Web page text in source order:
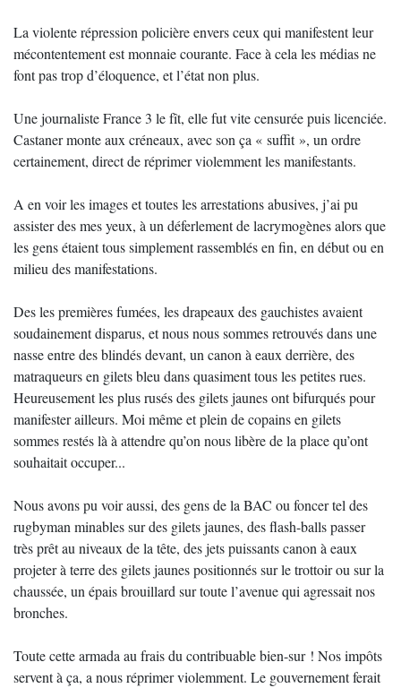
La violente répression policière envers ceux qui manifestent leur
mécontentement est monnaie courante. Face à cela les médias ne
font pas trop d’éloquence, et l’état non plus.
Une journaliste France 3 le fît, elle fut vite censurée puis licenciée.
Castaner monte aux créneaux, avec son ça « suffit », un ordre
certainement, direct de réprimer violemment les manifestants.
A en voir les images et toutes les arrestations abusives, j’ai pu
assister des mes yeux, à un déferlement de lacrymogènes alors que
les gens étaient tous simplement rassemblés en fin, en début ou en
milieu des manifestations.
Des les premières fumées, les drapeaux des gauchistes avaient
soudainement disparus, et nous nous sommes retrouvés dans une
nasse entre des blindés devant, un canon à eaux derrière, des
matraqueurs en gilets bleu dans quasiment tous les petites rues.
Heureusement les plus rusés des gilets jaunes ont bifurqués pour
manifester ailleurs. Moi même et plein de copains en gilets
sommes restés là à attendre qu’on nous libère de la place qu’ont
souhaitait occuper...
Nous avons pu voir aussi, des gens de la BAC ou foncer tel des
rugbyman minables sur des gilets jaunes, des flash-balls passer
très prêt au niveaux de la tête, des jets puissants canon à eaux
projeter à terre des gilets jaunes positionnés sur le trottoir ou sur la
chaussée, un épais brouillard sur toute l’avenue qui agressait nos
bronches.
Toute cette armada au frais du contribuable bien-sur ! Nos impôts
servent à ça, a nous réprimer violemment. Le gouvernement ferait